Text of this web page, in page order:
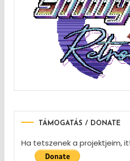
TÁMOGATÁS / DONATE
Ha tetszenek a projektjeim,